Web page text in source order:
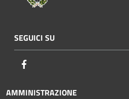
SEGUICI SU
AMMINISTRAZIONE